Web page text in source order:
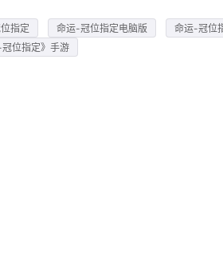
指定 命运-冠位指定电脑版
命运-冠位
冠位指定》手游